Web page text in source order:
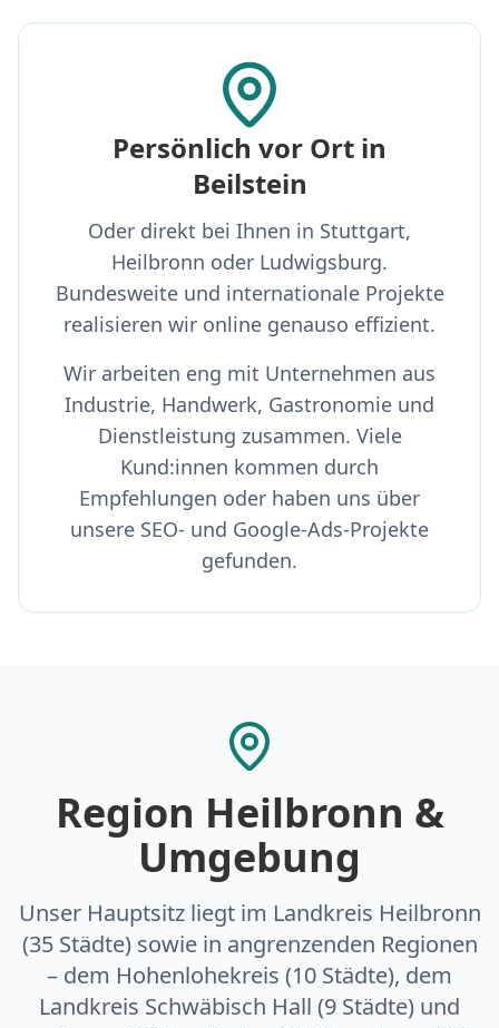
Persönlich vor Ort in
Beilstein
Oder direkt bei Ihnen in Stuttgart,
Heilbronn oder Ludwigsburg.
Bundesweite und internationale Projekte
realisieren wir online genauso effizient.
Wir arbeiten eng mit Unternehmen aus
Industrie, Handwerk, Gastronomie und
Dienstleistung zusammen. Viele
Kund:innen kommen durch
Empfehlungen oder haben uns über
unsere SEO- und Google-Ads-Projekte
gefunden.
Region Heilbronn &
Umgebung
Unser Hauptsitz liegt im Landkreis Heilbronn
(35 Städte) sowie in angrenzenden Regionen
– dem Hohenlohekreis (10 Städte), dem
Landkreis Schwäbisch Hall (9 Städte) und